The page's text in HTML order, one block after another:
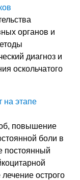
органов и
диагноз и
оскольчатого
на этапе
повышение
боли в
постоянный
острого